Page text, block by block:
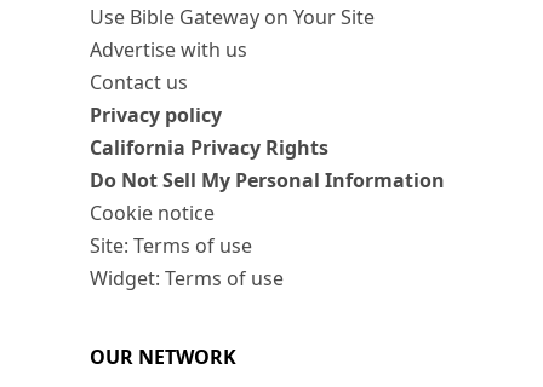
Use Bible Gateway on Your Site
Advertise with us
Contact us
Privacy policy
California Privacy Rights
Do Not Sell My Personal Information
Cookie notice
Site: Terms of use
Widget: Terms of use
OUR NETWORK